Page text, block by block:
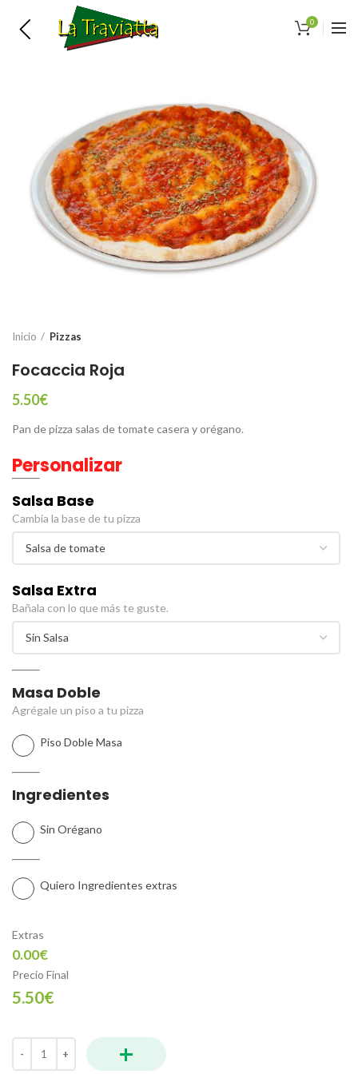
0
Inicio Pizzas
Focaccia Roja
5.50€
Pan de pizza salas de tomate casera y orégano.
Personalizar
Salsa Base
Cambia la base de tu pizza
Salsa Extra
Bañala con lo que más te guste.
Masa Doble
Agrégale un piso a tu pizza
Piso Doble Masa
Ingredientes
Sin Orégano
Quiero Ingredientes extras
Extras
0.00€
Precio Final
5.50€
Focaccia Roja cantidad +